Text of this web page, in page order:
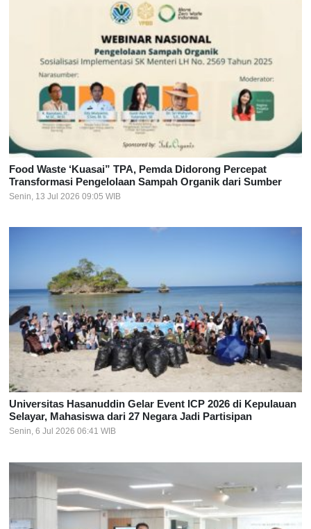
Food Waste ‘Kuasai” TPA, Pemda Didorong Percepat
Transformasi Pengelolaan Sampah Organik dari Sumber
Senin, 13 Jul 2026 09:05 WIB
Universitas Hasanuddin Gelar Event ICP 2026 di Kepulauan
Selayar, Mahasiswa dari 27 Negara Jadi Partisipan
Senin, 6 Jul 2026 06:41 WIB